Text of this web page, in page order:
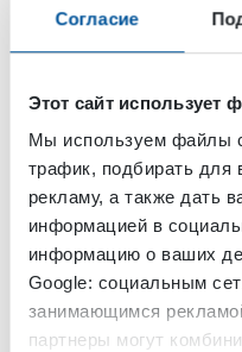
Согласие
Этот сайт использует
Мы используем файлы
трафик, подбирать для
рекламу, а также дать
информацией в
информацию о ваших
Google: социальным
занимающимся
партнеры могут